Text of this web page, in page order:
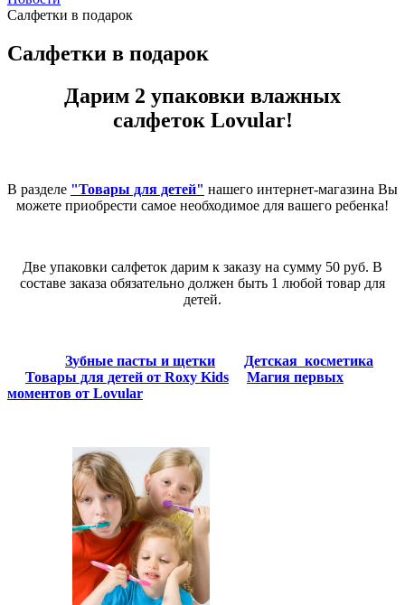
Салфетки в подарок
Салфетки в подарок
Дарим 2 упаковки влажных
салфеток Lovular!
В разделе "Товары для детей" нашего интернет-магазина Вы
можете приобрести самое необходимое для вашего ребенка!
Две упаковки салфеток дарим к заказу на сумму 50 руб. В
составе заказа обязательно должен быть 1 любой товар для
детей.
Зубные пасты и щетки
Детская косметика
Товары для детей от Roxy Kids
Магия первых
моментов от Lovular